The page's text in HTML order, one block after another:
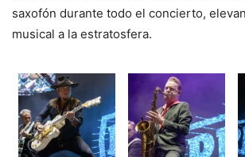
saxofón durante todo el concierto,
musical a la estratosfera.